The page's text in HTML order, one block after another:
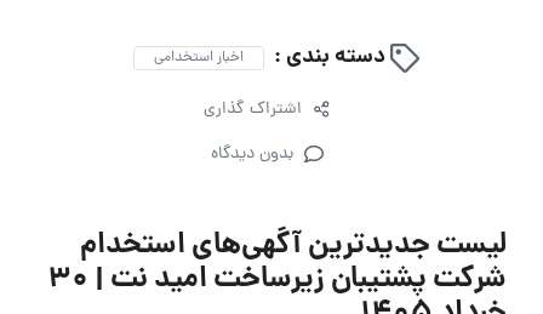
دسته بندی : اخبار استخدامی
اشتراک گذاری
بدون دیدگاه
لیست جدیدترین آگهی‌های استخدام
شرکت پشتیبان زیرساخت امید نت | ۳۰